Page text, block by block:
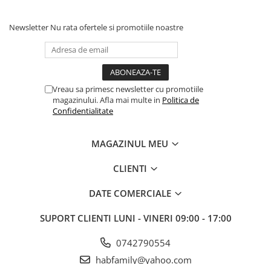
Newsletter Nu rata ofertele si promotiile noastre
Vreau sa primesc newsletter cu promotiile
magazinului. Afla mai multe in Politica de
Confidentialitate
MAGAZINUL MEU
CLIENTI
DATE COMERCIALE
SUPORT CLIENTI LUNI - VINERI 09:00 - 17:00
0742790554
habfamily@yahoo.com